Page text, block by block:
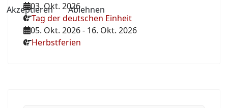
03. Okt. 2026
Tag der deutschen Einheit
05. Okt. 2026- 16. Okt. 2026
Herbstferien
Akzeptieren
Ablehnen